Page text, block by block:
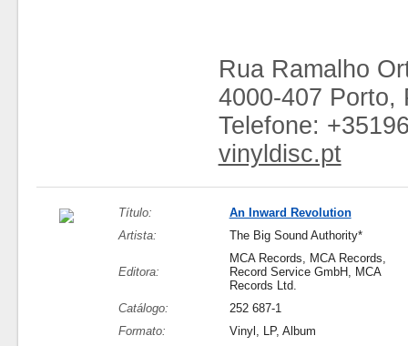
Rua Ramalho
4000-407 Porto,
Telefone:
vinyldisc.pt
Título:
An Inward Revolution
Artista:
The Big Sound Authority*
Editora:
MCA Records, MCA Records,
Record Service GmbH, MCA
Records Ltd.
Catálogo:
252 687-1
Formato:
Vinyl, LP, Album